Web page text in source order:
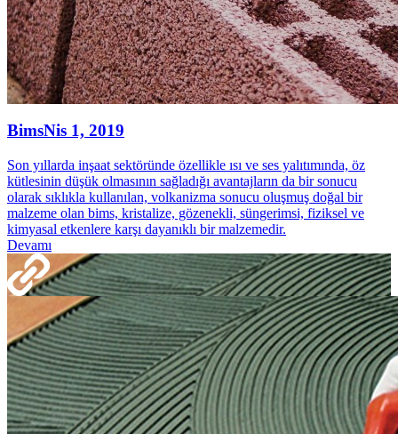
BimsNis 1, 2019
Son yıllarda inşaat sektöründe özellikle ısı ve ses yalıtımında, öz
kütlesinin düşük olmasının sağladığı avantajların da bir sonucu
olarak sıklıkla kullanılan, volkanizma sonucu oluşmuş doğal bir
malzeme olan bims, kristalize, gözenekli, süngerimsi, fiziksel ve
kimyasal etkenlere karşı dayanıklı bir malzemedir.
Devamı